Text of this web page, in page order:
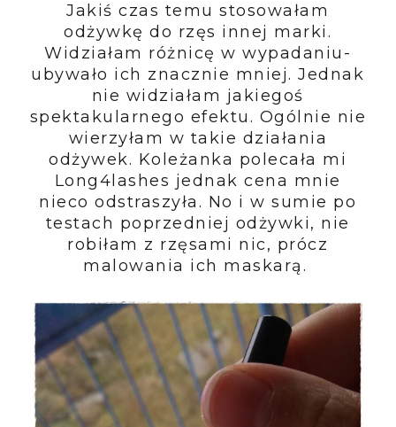
Jakiś czas temu stosowałam
odżywkę do rzęs innej marki.
Widziałam różnicę w wypadaniu-
ubywało ich znacznie mniej. Jednak
nie widziałam jakiegoś
spektakularnego efektu. Ogólnie nie
wierzyłam w takie działania
odżywek. Koleżanka polecała mi
Long4lashes jednak cena mnie
nieco odstraszyła. No i w sumie po
testach poprzedniej odżywki, nie
robiłam z rzęsami nic, prócz
malowania ich maskarą.